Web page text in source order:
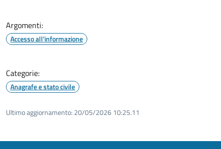
Argomenti:
Accesso all'informazione
Categorie:
Anagrafe e stato civile
Ultimo aggiornamento: 20/05/2026 10:25.11